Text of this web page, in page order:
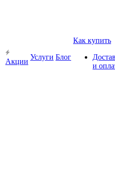
Акции
Услуги Блог
Как купить
и